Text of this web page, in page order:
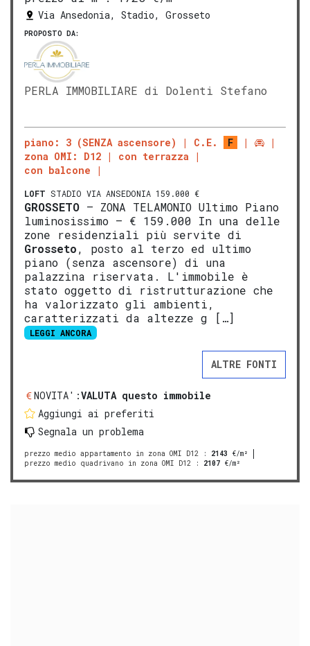
Via Ansedonia, Stadio, Grosseto
PROPOSTO DA:
PERLA IMMOBILIARE di Dolenti Stefano
piano: 3 (SENZA ascensore) C.E.
F
zona OMI: D12
con terrazza
con balcone
LOFT STADIO VIA ANSEDONIA 159.000 €
GROSSETO – ZONA TELAMONIO Ultimo Piano
luminosissimo – € 159.000 In una delle
zone residenziali più servite di
Grosseto, posto al terzo ed ultimo
piano (senza ascensore) di una
palazzina riservata. L'immobile è
stato oggetto di ristrutturazione che
ha valorizzato gli ambienti,
caratterizzati da altezze g […]
LEGGI ANCORA
ALTRE FONTI
NOVITA':VALUTA questo immobile
Aggiungi ai preferiti
Segnala un problema
prezzo medio appartamento in zona OMI D12 : 2143 €/m²
prezzo medio quadrivano in zona OMI D12 : 2107 €/m²